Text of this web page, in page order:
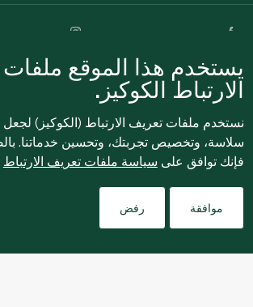
للإبلاغ بشكل مجهول عن أي مخاوف تتعلق
ethics@spinneys.com
© 2020-2026 سبينس. كل الحقوق محفوظة
يستخدم هذا الموقع
الارتباط الكوكيز.
نستخدم ملفات تعريف الارتباط (الكوكيز) لجعل
سلاسة، وتخصيص تجربتك، وتحسين خدماتنا.
فإنك توافق على سياسة ملفات تعريف الارتباط
موافقة رفض